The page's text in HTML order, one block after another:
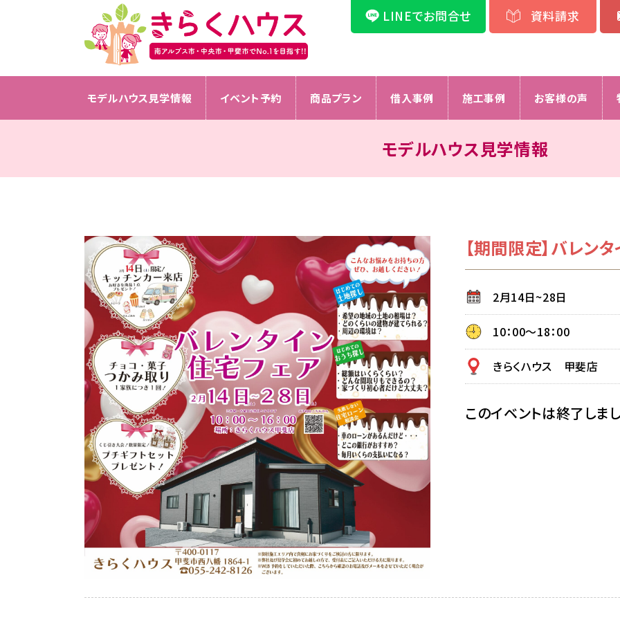
LINEでお問合せ 資料請求
モデルハウス見学情報 イベント予約 商品プラン 借入事例 施工事例 お客様の声
モデルハウス見学情報
【期間限定】バレン
2月14日~28日
10：00～18：00
きらくハウス 甲斐店
このイベントは終了しま